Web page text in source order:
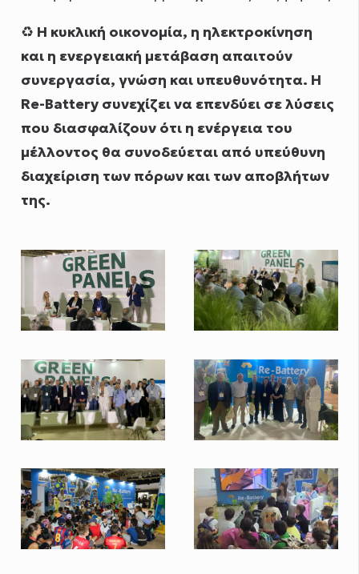
♻️ Η κυκλική οικονομία, η ηλεκτροκίνηση
και η ενεργειακή μετάβαση απαιτούν
συνεργασία, γνώση και υπευθυνότητα. Η
Re-Battery συνεχίζει να επενδύει σε λύσεις
που διασφαλίζουν ότι η ενέργεια του
μέλλοντος θα συνοδεύεται από υπεύθυνη
διαχείριση των πόρων και των αποβλήτων
της.